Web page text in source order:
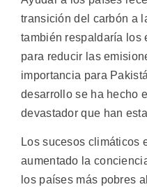
transición del carbón a
también respaldaría los
para reducir las
importancia para
desarrollo se ha hecho
devastador que han
Los sucesos climáticos
aumentado la
los países más pobres